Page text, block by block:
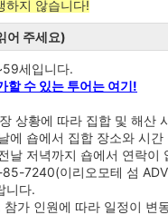
하지 않습니다!
어 주세요)
세입니다.
수 있는 투어는 여기!
상황에 따라 집합 및 해산
에 숍에서 집합 장소와 시간
날 저녁까지 숍에서 연락이
7240(이리오모테 섬
니다.
가 인원에 따라 일정이 변